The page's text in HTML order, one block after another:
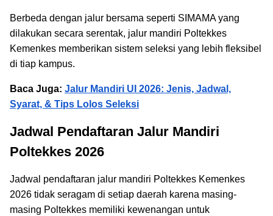
Berbeda dengan jalur bersama seperti SIMAMA yang
dilakukan secara serentak, jalur mandiri Poltekkes
Kemenkes memberikan sistem seleksi yang lebih fleksibel
di tiap kampus.
Baca Juga: Jalur Mandiri UI 2026: Jenis, Jadwal,
Syarat, & Tips Lolos Seleksi
Jadwal Pendaftaran Jalur Mandiri
Poltekkes 2026
Jadwal pendaftaran jalur mandiri Poltekkes Kemenkes
2026 tidak seragam di setiap daerah karena masing-
masing Poltekkes memiliki kewenangan untuk